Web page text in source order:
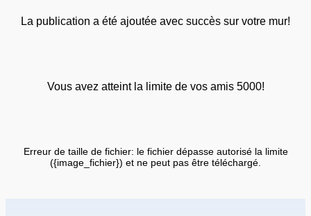
La publication a été ajoutée avec succès sur votre mur!
Vous avez atteint la limite de vos amis 5000!
Erreur de taille de fichier: le fichier dépasse autorisé la limite
({image_fichier}) et ne peut pas être téléchargé.